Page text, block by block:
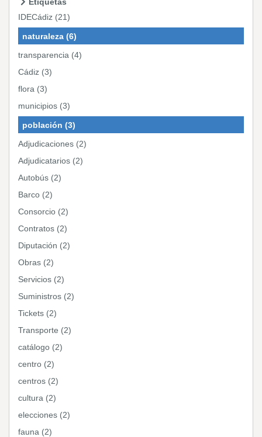
IDECádiz (21)
naturaleza (6)
transparencia (4)
Cádiz (3)
flora (3)
municipios (3)
población (3)
Adjudicaciones (2)
Adjudicatarios (2)
Autobús (2)
Barco (2)
Consorcio (2)
Contratos (2)
Diputación (2)
Obras (2)
Servicios (2)
Suministros (2)
Tickets (2)
Transporte (2)
catálogo (2)
centro (2)
centros (2)
cultura (2)
elecciones (2)
fauna (2)